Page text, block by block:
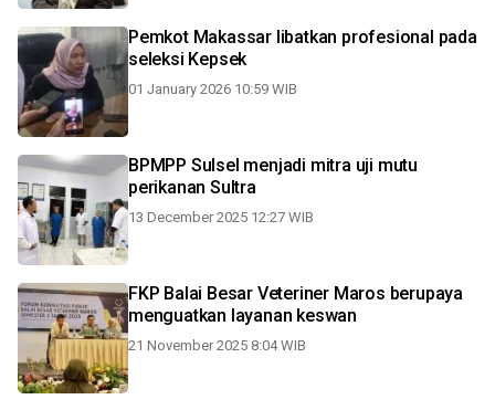
Pemkot Makassar libatkan profesional pada
seleksi Kepsek
01 January 2026 10:59 WIB
BPMPP Sulsel menjadi mitra uji mutu
perikanan Sultra
13 December 2025 12:27 WIB
FKP Balai Besar Veteriner Maros berupaya
menguatkan layanan keswan
21 November 2025 8:04 WIB